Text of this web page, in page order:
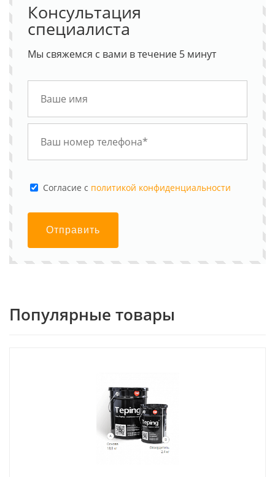
Консультация
специалиста
Мы свяжемся с вами в течение 5 минут
Cогласие с политикой конфиденциальности
Отправить
Популярные товары